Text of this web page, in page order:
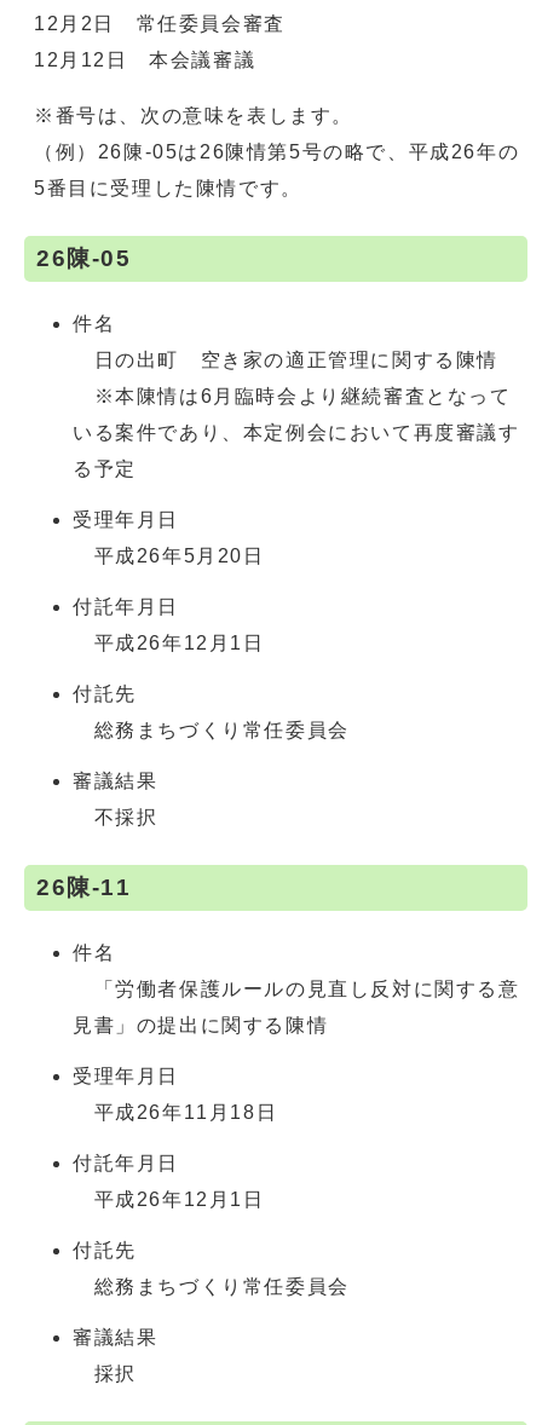
12月2日 常任委員会審査
12月12日 本会議審議
※番号は、次の意味を表します。
（例）26陳-05は26陳情第5号の略で、平成26年の
5番目に受理した陳情です。
26陳-05
件名
日の出町 空き家の適正管理に関する陳情
※本陳情は6月臨時会より継続審査となって
いる案件であり、本定例会において再度審議す
る予定
受理年月日
平成26年5月20日
付託年月日
平成26年12月1日
付託先
総務まちづくり常任委員会
審議結果
不採択
26陳-11
件名
「労働者保護ルールの見直し反対に関する意
見書」の提出に関する陳情
受理年月日
平成26年11月18日
付託年月日
平成26年12月1日
付託先
総務まちづくり常任委員会
審議結果
採択